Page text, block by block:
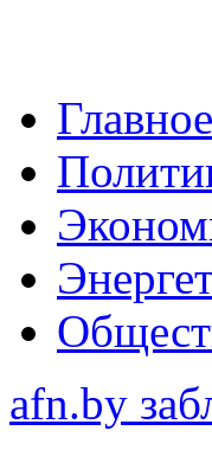
Главное
afn.by